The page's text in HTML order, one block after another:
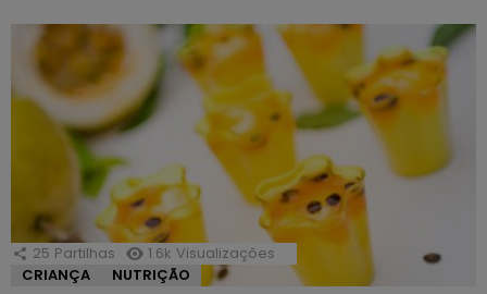
25 Partilhas 1.6k Visualizações
CRIANÇA
NUTRIÇÃO